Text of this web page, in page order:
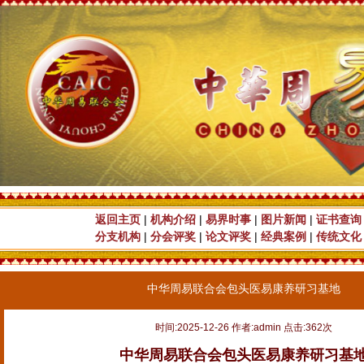
返回主页 | 机构介绍 | 易界时事 | 图片新闻 | 证书查询
分支机构 | 分会评奖 | 论文评奖 | 经典案例 | 传统文化
中华周易联合会包头医易康养研习基地
时间:2025-12-26 作者:admin 点击:362次
中华周易联合会包头医易康养研习基